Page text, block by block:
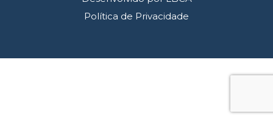
Política de Privacidade